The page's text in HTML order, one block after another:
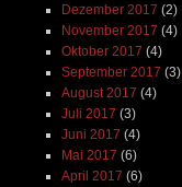
Dezember 2017 (2)
November 2017 (4)
Oktober 2017 (4)
September 2017 (3)
August 2017 (4)
Juli 2017 (3)
Juni 2017 (4)
Mai 2017 (6)
April 2017 (6)